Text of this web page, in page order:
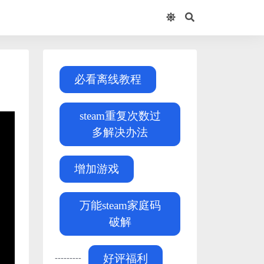
必看离线教程
steam重复次数过
多解决办法
增加游戏
万能steam家庭码
破解
--------- 好评福利